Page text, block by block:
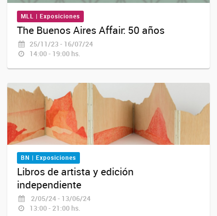
MLL | Exposiciones
The Buenos Aires Affair: 50 años
25/11/23 - 16/07/24
14:00 - 19:00 hs.
BN | Exposiciones
Libros de artista y edición
independiente
2/05/24 - 13/06/24
13:00 - 21:00 hs.